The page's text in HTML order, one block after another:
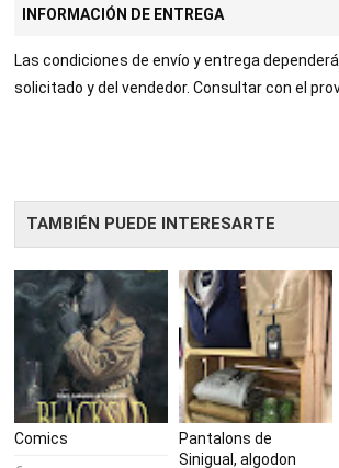
INFORMACIÓN DE ENTREGA
Las condiciones de envío y entrega
solicitado y del vendedor. Consultar con el
TAMBIÉN PUEDE INTERESARTE
Comics
Pantalons de
Sinigual, algodon
BOOKI
NG